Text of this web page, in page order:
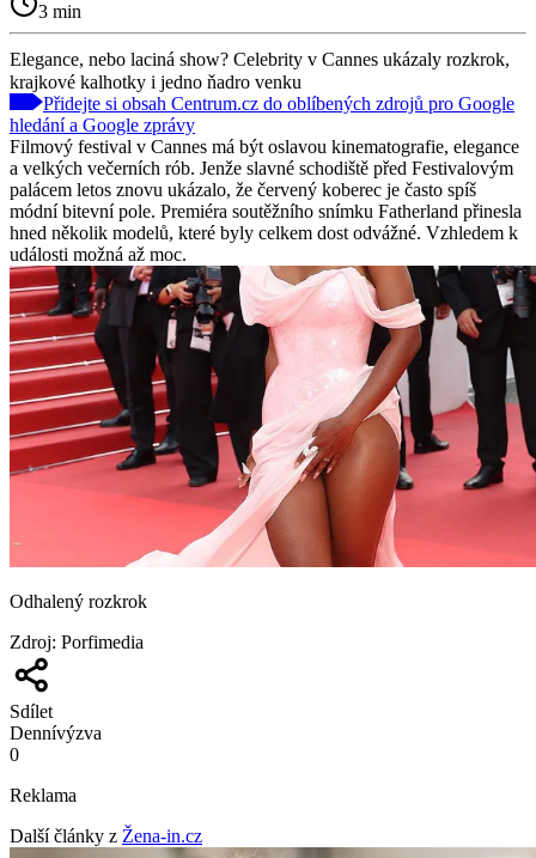
3 min
Elegance, nebo laciná show? Celebrity v Cannes ukázaly rozkrok,
krajkové kalhotky i jedno ňadro venku
Přidejte si obsah Centrum.cz do oblíbených zdrojů pro Google
hledání a Google zprávy
Filmový festival v Cannes má být oslavou kinematografie, elegance
a velkých večerních rób. Jenže slavné schodiště před Festivalovým
palácem letos znovu ukázalo, že červený koberec je často spíš
módní bitevní pole. Premiéra soutěžního snímku Fatherland přinesla
hned několik modelů, které byly celkem dost odvážné. Vzhledem k
události možná až moc.
Odhalený rozkrok
Zdroj: Porfimedia
Sdílet
Dennívýzva
0
Reklama
Další články z Žena-in.cz